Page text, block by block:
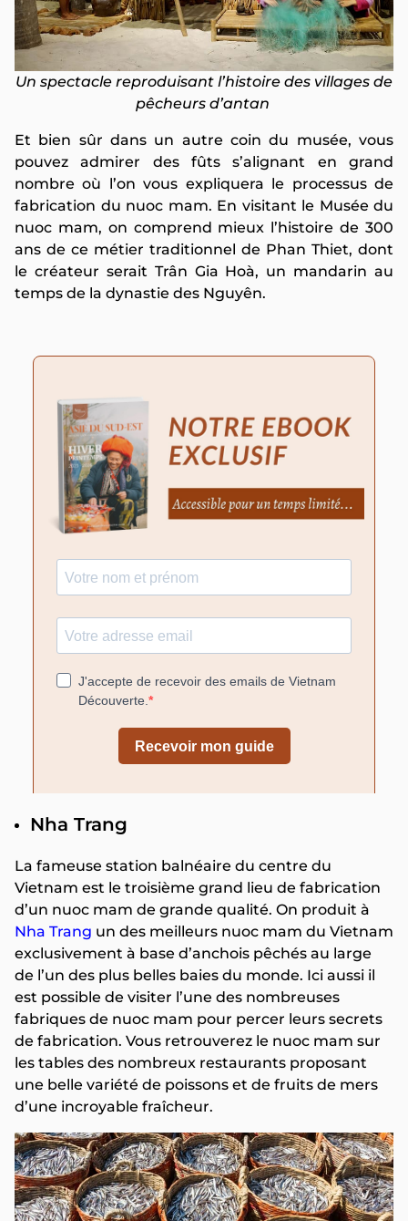
Un spectacle reproduisant l’histoire des villages de
pêcheurs d’antan
Et bien sûr dans un autre coin du musée, vous
pouvez admirer des fûts s’alignant en grand
nombre où l’on vous expliquera le processus de
fabrication du nuoc mam. En visitant le Musée du
nuoc mam, on comprend mieux l’histoire de 300
ans de ce métier traditionnel de Phan Thiet, dont
le créateur serait Trân Gia Hoà, un mandarin au
temps de la dynastie des Nguyên.
Nha Trang
La fameuse station balnéaire du centre du
Vietnam est le troisième grand lieu de fabrication
d’un nuoc mam de grande qualité. On produit à
Nha Trang un des meilleurs nuoc mam du Vietnam
exclusivement à base d’anchois pêchés au large
de l’un des plus belles baies du monde. Ici aussi il
est possible de visiter l’une des nombreuses
fabriques de nuoc mam pour percer leurs secrets
de fabrication. Vous retrouverez le nuoc mam sur
les tables des nombreux restaurants proposant
une belle variété de poissons et de fruits de mers
d’une incroyable fraîcheur.